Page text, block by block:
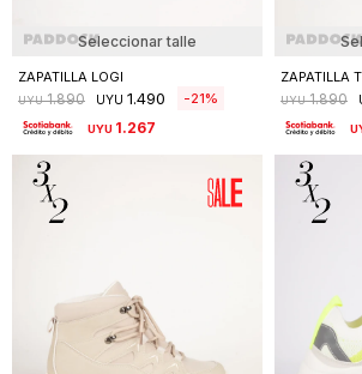
Seleccionar talle
ZAPATILLA LOGI
UYU 1.890 UYU 1.490 21
UYU 1.267
ZAPATILLA
UYU 1.890